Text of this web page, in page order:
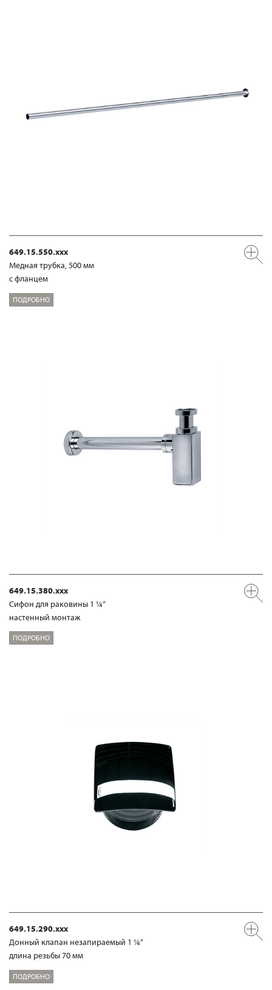
649.15.550.xxx
Медная трубка, 500 мм
с фланцем
ПОДРОБНО
649.15.380.xxx
Сифон для раковины 1 ¼“
настенный монтаж
ПОДРОБНО
649.15.290.xxx
Донный клапан незапираемый 1 ¼“
длина резьбы 70 мм
ПОДРОБНО